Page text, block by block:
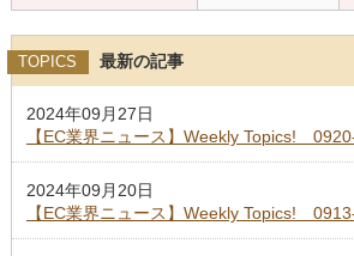
TOPICS 最新の記事
2024年09月27日
【EC業界ニュース】Weekly Topics!
2024年09月20日
【EC業界ニュース】Weekly Topics!